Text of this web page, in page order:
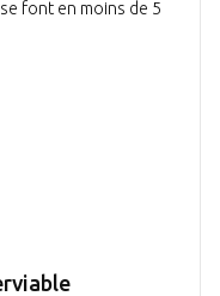
font en moins de 5